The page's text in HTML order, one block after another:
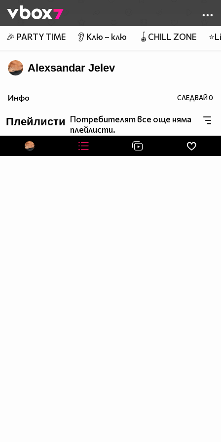
👾
🎉 PARTY TIME 👂 Клю – клю 🪀CHILL ZONE
Alexsandar Jelev
Инфо СЛЕДВАЙ0
Плейлисти Потребителят все още няма
плейлисти.